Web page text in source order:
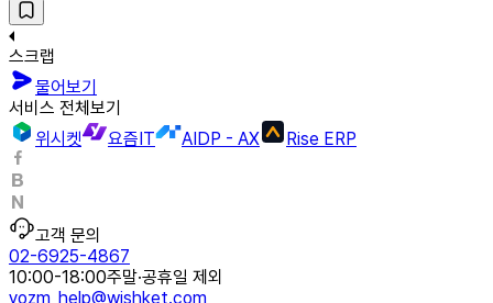
스크랩
물어보기
서비스 전체보기
위시켓
요즘IT AIDP - AX Rise ERP
고객 문의
02-6925-4867
10:00-18:00주말·공휴일 제외
yozm_help@wishket.com